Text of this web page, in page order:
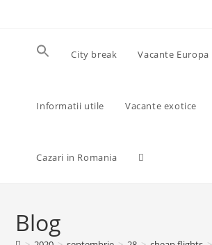
City break Vacante Europa
Informatii utile Vacante exotice
Cazari in Romania Toggle
Blog